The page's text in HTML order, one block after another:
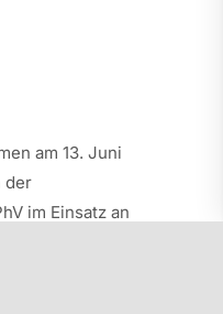
am 13. Juni
der
im Einsatz an